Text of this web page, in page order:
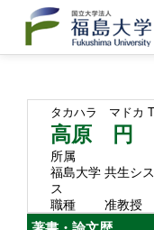
タカハラ マドカ
高原 円
所属
福島大学 共生シ
ス
職種
准教授